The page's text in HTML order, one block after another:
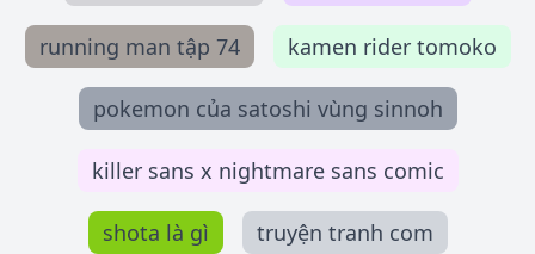
running man tập 74 kamen rider tomoko
pokemon của satoshi vùng sinnoh
killer sans x nightmare sans comic
shota là gì truyện tranh com